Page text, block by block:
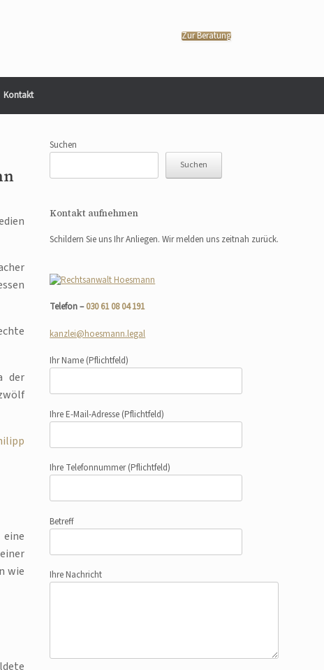
Zur Beratung
Kontakt
der
wie
Suchen
Suchen
Kontakt aufnehmen
Schildern Sie uns Ihr Anliegen. Wir melden uns zeitnah zurück.
Telefon –030 61 08 04 191
kanzlei@hoesmann.legal
Ihr Name (Pflichtfeld)
Ihre E-Mail-Adresse (Pflichtfeld)
Ihre Telefonnummer(Pflichtfeld)
Betreff
Ihre Nachricht